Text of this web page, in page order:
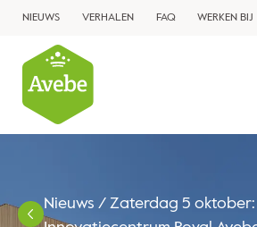
NIEUWS VERHALEN FAQ WERKEN BIJ
Nieuws /Zaterdag 5